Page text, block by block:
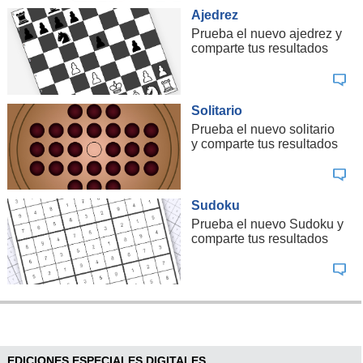
Ajedrez
Prueba el nuevo ajedrez y
comparte tus resultados
Solitario
Prueba el nuevo solitario
y comparte tus resultados
Sudoku
Prueba el nuevo Sudoku y
comparte tus resultados
EDICIONES ESPECIALES DIGITALES